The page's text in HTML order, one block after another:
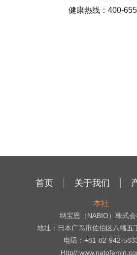
健康热线：400-
首页 关于我们
本社
纳宝恩（NABIO）株式会
地址：日本广岛市佐伯区八幡五
电话：+81-82-942-
Http//